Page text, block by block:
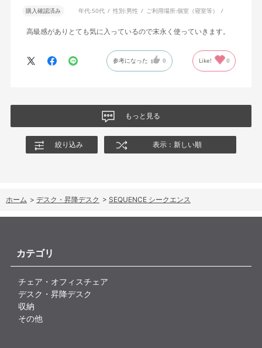
購入確認済み 年代:50代 性別:男性 ご利用場所:個室（寝室等）
高級感がありとても気に入っているので末永く使っていきます。
参考になった 0 Like! 0
もっと見る
絞り込み 表示：新しい順
ホーム > デスク・昇降デスク > SEQUENCE シークエンス
カテゴリ
チェア・オフィスチェア
デスク・昇降デスク
収納
その他